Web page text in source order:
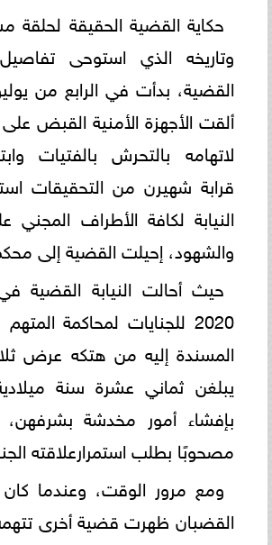
حكاية القضية الحقيقة
وتاريخه الذي استوحى
ألقت الأجهزة الأمنية القبض
لاتهامه بالتحرش بالفتيات
قرابة شهيرن من التحقيقات
النيابة لكافة الأطراف المجني
والشهود، إحيلت القضية إلى
2020 للجنايات لمحاكمة
المسندة إليه من هتكه عرض
يبلغن ثماني عشرة سنة
بإفشاء أمور مخدشة بشرفهن،
مصحوبًا بطلب استمرارعلاقته
ومع مرور الوقت، وعندما
القضبان ظهرت قضية أخرى